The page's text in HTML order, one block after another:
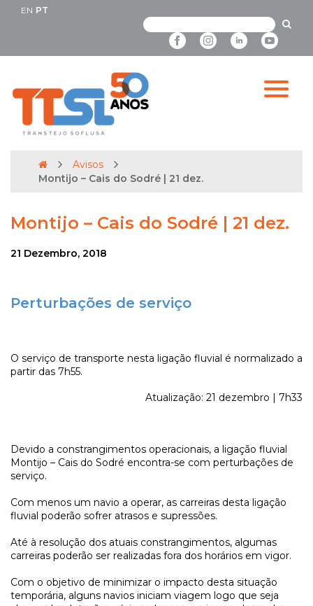
EN PT
Avisos
Montijo – Cais do Sodré | 21 dez.
Montijo – Cais do Sodré | 21 dez.
21 Dezembro, 2018
Perturbações de serviço
O serviço de transporte nesta ligação fluvial é normalizado a
partir das 7h55.
Atualização: 21 dezembro | 7h33
Devido a constrangimentos operacionais, a ligação fluvial
Montijo – Cais do Sodré encontra-se com perturbações de
serviço.
Com menos um navio a operar, as carreiras desta ligação
fluvial poderão sofrer atrasos e supressões.
Até à resolução dos atuais constrangimentos, algumas
carreiras poderão ser realizadas fora dos horários em vigor.
Com o objetivo de minimizar o impacto desta situação
temporária, alguns navios iniciam viagem logo que seja